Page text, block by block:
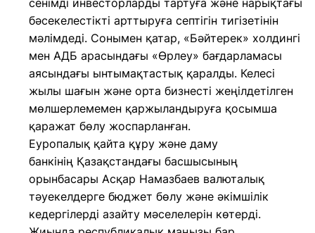
сенімді инвесторларды тартуға және нарықтағы
бәсекелестікті арттыруға септігін тигізетінін
мәлімдеді. Сонымен қатар, «Бәйтерек» холдингі
мен АДБ арасындағы «Өрлеу» бағдарламасы
аясындағы ынтымақтастық қаралды. Келесі
жылы шағын және орта бизнесті жеңілдетілген
мөлшерлемемен қаржыландыруға қосымша
қаражат бөлу жоспарланған.
Еуропалық қайта құру және даму
банкінің Қазақстандағы басшысының
орынбасары Асқар Намазбаев валюталық
тәуекелдерге бюджет бөлу және әкімшілік
кедергілерді азайту мәселелерін көтерді.